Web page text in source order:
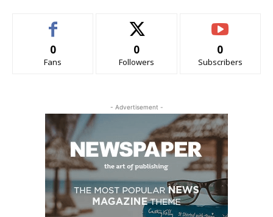
0
Fans
0
Followers
0
Subscribers
- Advertisement -